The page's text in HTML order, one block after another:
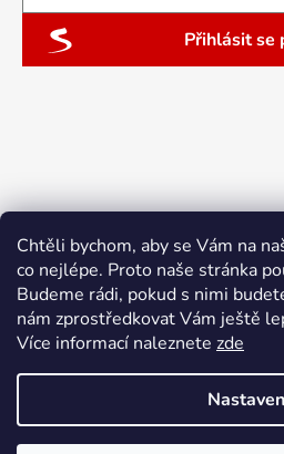
Chtěli bychom, aby se Vám na
co nejlépe. Proto naše stránka
Budeme rádi, pokud s nimi
nám zprostředkovat Vám ještě
Více informací naleznete zde
Přihlásit se